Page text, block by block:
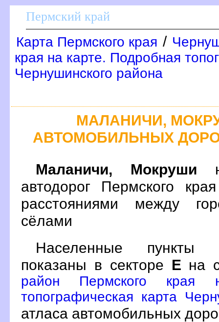
Пермский край
Карта Пермского края /
края на карте. Подробная
Чернушинского района
МАЛАНИЧИ,
АВТОМОБИЛЬНЫХ
Маланичи, Мокруши
автодорог Пермского
расстояниями между
сёлами
Населенные пункты
показаны в секторе Е на
район Пермского края
топографическая карта
атласа автомобильных